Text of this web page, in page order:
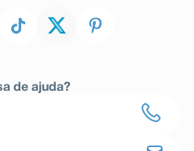
de ajuda?